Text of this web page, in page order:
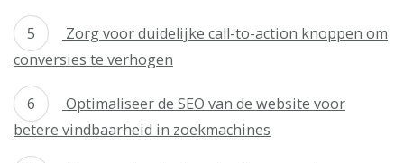
Zorg voor duidelijke call-to-action knoppen om
conversies te verhogen
Optimaliseer de SEO van de website voor
betere vindbaarheid in zoekmachines